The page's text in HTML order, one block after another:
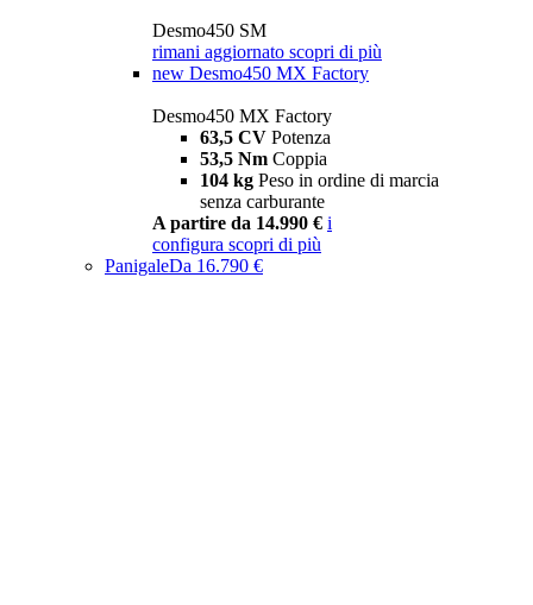
Desmo450 SM
rimani aggiornato scopri di più
new Desmo450 MX Factory
Desmo450 MX Factory
63,5 CV Potenza
53,5 Nm Coppia
104 kg Peso in ordine di marcia
senza carburante
A partire da 14.990 € i
configura scopri di più
PanigaleDa 16.790 €